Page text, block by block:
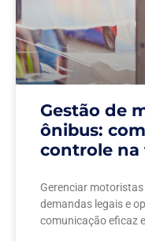
Gestão de
ônibus:
controle na
Gerenciar
demandas legais e
comunicação eficaz